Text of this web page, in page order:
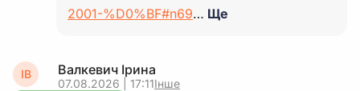
2001-%D0%BF#n69… Ще
ІВ Валкевич Ірина
07.08.2026 | 17:11Інше